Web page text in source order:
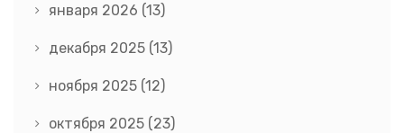
января 2026 (13)
декабря 2025 (13)
ноября 2025 (12)
октября 2025 (23)